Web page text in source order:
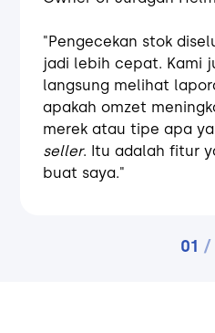
"Pengecekan stok
jadi lebih cepat. Kami
langsung melihat
apakah omzet
merek atau tipe apa
seller. Itu adalah fitur
buat saya."
01 /